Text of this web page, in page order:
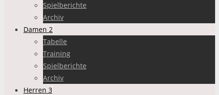
Spielberichte
Archiv
Damen 2
Tabelle
Training
Spielberichte
Archiv
Herren 3